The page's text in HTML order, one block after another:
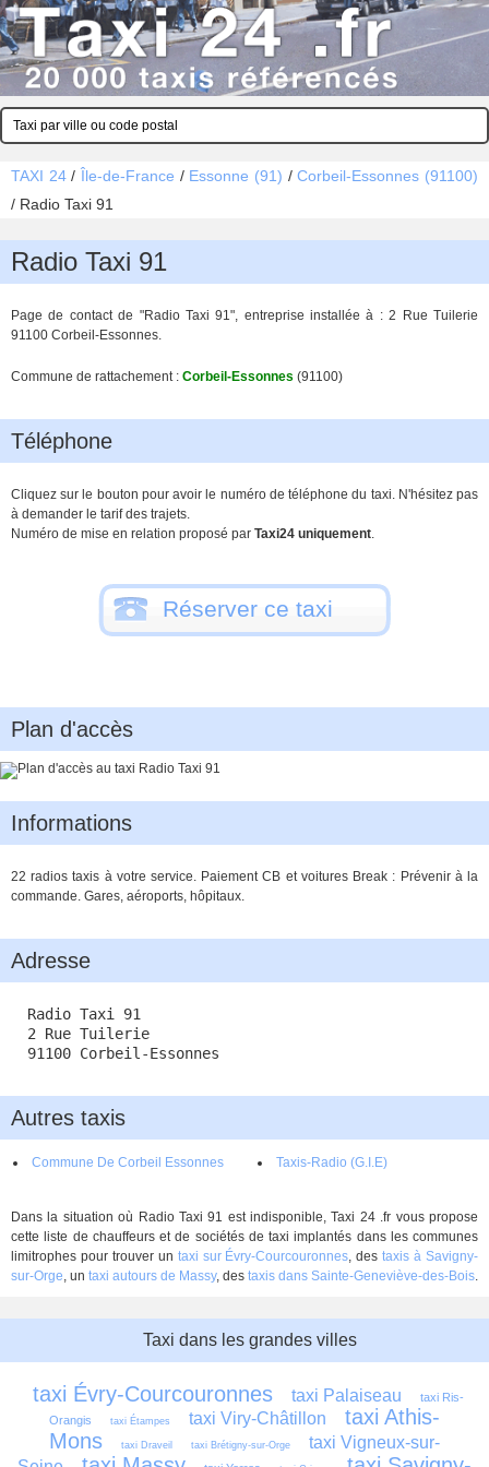
TAXI 24/ Île-de-France / Essonne (91) /Corbeil-Essonnes (91100)
/ Radio Taxi 91
Radio Taxi 91
Page de contact de "Radio Taxi 91", entreprise installée à : 2 Rue Tuilerie
91100 Corbeil-Essonnes.
Commune de rattachement : Corbeil-Essonnes (91100)
Téléphone
Cliquez sur le bouton pour avoir le numéro de téléphone du taxi. N'hésitez pas
à demander le tarif des trajets.
Numéro de mise en relation proposé par Taxi24 uniquement.
Réserver ce taxi
Plan d'accès
Informations
22 radios taxis à votre service. Paiement CB et voitures Break : Prévenir à la
commande. Gares, aéroports, hôpitaux.
Adresse
Radio Taxi 91
2 Rue Tuilerie
91100 Corbeil-Essonnes
Autres taxis
Commune De Corbeil Essonnes Taxis-Radio (G.I.E)
Dans la situation où Radio Taxi 91 est indisponible, Taxi 24 .fr vous propose
cette liste de chauffeurs et de sociétés de taxi implantés dans les communes
limitrophes pour trouver un taxi sur Évry-Courcouronnes, destaxis à Savigny-
sur-Orge, un taxi autours de Massy, des taxis dans Sainte-Geneviève-des-Bois.
Taxi dans les grandes villes
taxi Évry-Courcouronnes taxi Palaiseau
taxi Ris-
Orangis
taxi Étampes taxi Viry-Châtillon
taxi Athis-
Mons
taxi Draveil taxi Brétigny-sur-Orge
taxi Vigneux-sur-